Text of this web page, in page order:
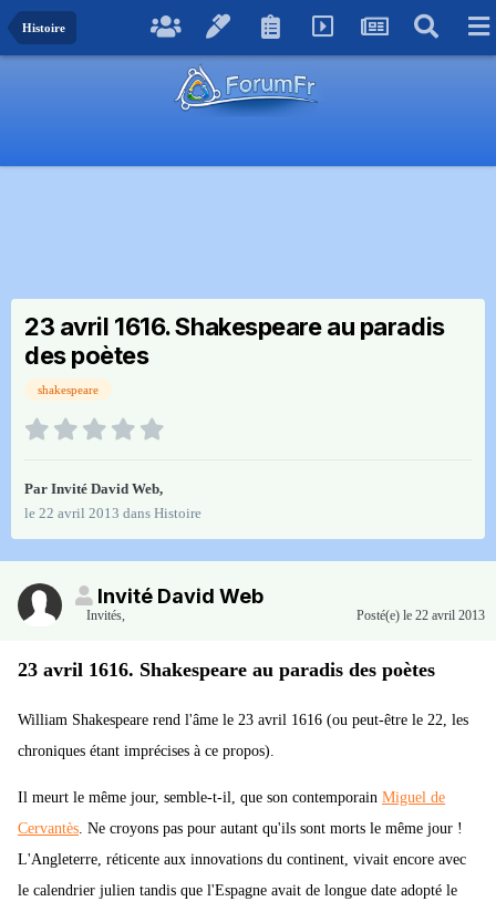
Histoire
23 avril 1616. Shakespeare au paradis
des poètes
shakespeare
Par Invité David Web,
le 22 avril 2013 dans Histoire
Invité David Web
Invités, Posté(e) le 22 avril 2013
23 avril 1616. Shakespeare au paradis des poètes
William Shakespeare rend l'âme le 23 avril 1616 (ou peut-être le 22, les
chroniques étant imprécises à ce propos).
Il meurt le même jour, semble-t-il, que son contemporain Miguel de
Cervantès. Ne croyons pas pour autant qu'ils sont morts le même jour !
L'Angleterre, réticente aux innovations du continent, vivait encore avec
le calendrier julien tandis que l'Espagne avait de longue date adopté le